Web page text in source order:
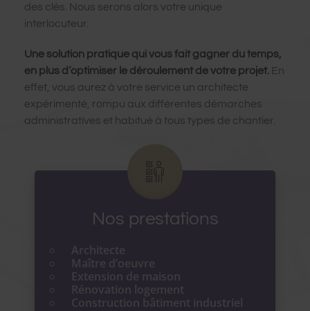
des clés. Nous serons alors votre unique
interlocuteur.
Une solution pratique qui vous fait gagner du temps,
en plus d’optimiser le déroulement de votre projet. En
effet, vous aurez à votre service un architecte
expérimenté, rompu aux différentes démarches
administratives et habitué à tous types de chantier.
Nos prestations
Architecte
Maître d’oeuvre
Extension de maison
Rénovation logement
Construction bâtiment industriel